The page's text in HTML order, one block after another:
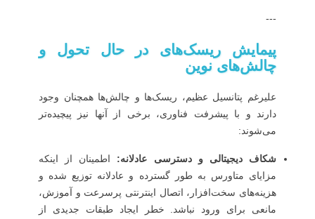
---
پیمایش ریسک‌های در حال تحول و
چالش‌های نوین
علیرغم پتانسیل عظیم، ریسک‌ها و چالش‌ها همچنان وجود
دارند و با پیشرفت فناوری، برخی از آنها نیز پیچیده‌تر
می‌شوند:
شکاف دیجیتالی و دسترسی عادلانه: اطمینان از اینکه
مزایای متاورس به طور گسترده و عادلانه توزیع شده و
هزینه‌های سخت‌افزار، اتصال اینترنتی پرسرعت و آموزش،
مانعی برای ورود نباشد. خطر ایجاد طبقات جدیدی از